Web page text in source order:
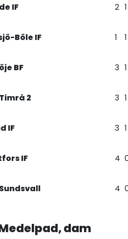
IF 2 1
Böle IF 1 1
BF 3 1
2 3 1
IF 3 1
IF 4
4
dam